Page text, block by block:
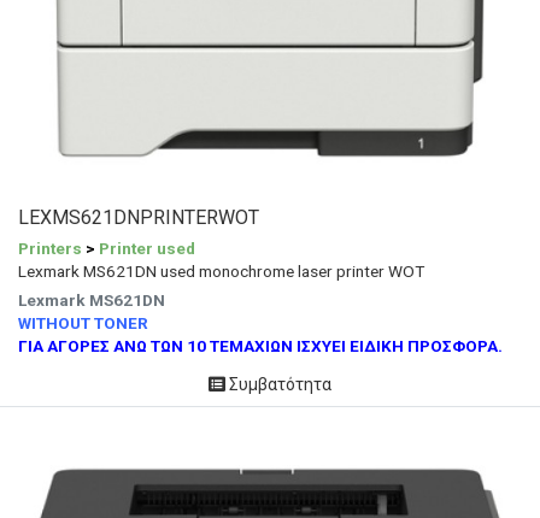
LEXMS621DNPRINTERWOT
Printers > Printer used
Lexmark MS621DN used monochrome laser printer WOT
Lexmark MS621DN
WITHOUT TONER
ΓΙΑ ΑΓΟΡΕΣ ΑΝΩ ΤΩΝ 10 ΤΕΜΑΧΙΩΝ ΙΣΧΥΕΙ ΕΙΔΙΚΗ ΠΡΟΣΦΟΡΑ.
Συμβατότητα